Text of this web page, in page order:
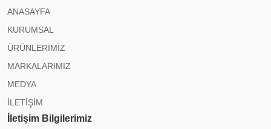
ANASAYFA
KURUMSAL
ÜRÜNLERİMİZ
MARKALARIMIZ
MEDYA
İLETİŞİM
İletişim Bilgilerimiz